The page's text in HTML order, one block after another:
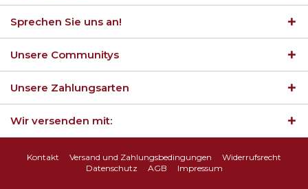
Sprechen Sie uns an!
Unsere Communitys
Unsere Zahlungsarten
Wir versenden mit:
Kontakt Versand und Zahlungsbedingungen
Widerrufsrecht
Datenschutz
AGB Impressum